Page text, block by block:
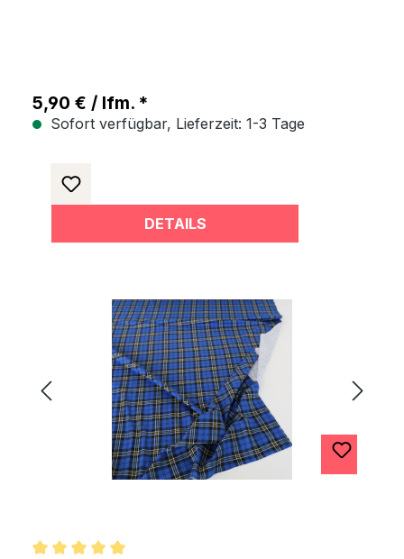
5,90 € / lfm. *
Sofort verfügbar, Lieferzeit: 1-3 Tage
DETAILS